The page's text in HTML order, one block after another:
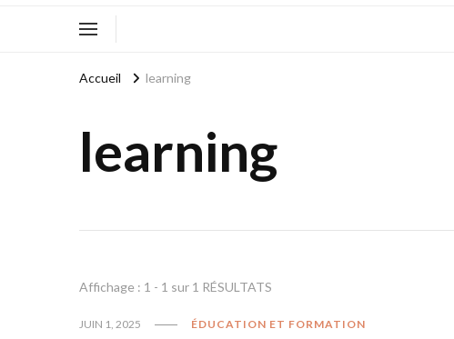
Accueil learning
learning
Affichage : 1 - 1 sur 1 RÉSULTATS
JUIN 1, 2025 ÉDUCATION ET FORMATION